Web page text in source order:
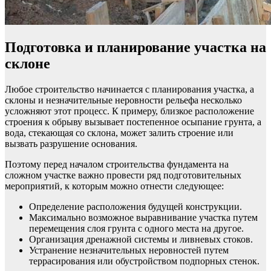
Подготовка и планирование участка на
склоне
Любое строительство начинается с планирования участка, а
склоны и незначительные неровности рельефа несколько
усложняют этот процесс. К примеру, близкое расположение
строения к обрыву вызывает постепенное осыпание грунта, а
вода, стекающая со склона, может залить строение или
вызвать разрушение основания.
Поэтому перед началом строительства фундамента на
сложном участке важно провести ряд подготовительных
мероприятий, к которым можно отнести следующее:
Определение расположения будущей конструкции.
Максимально возможное выравнивание участка путем
перемещения слоя грунта с одного места на другое.
Организация дренажной системы и ливневых стоков.
Устранение незначительных неровностей путем
террасирования или обустройством подпорных стенок.